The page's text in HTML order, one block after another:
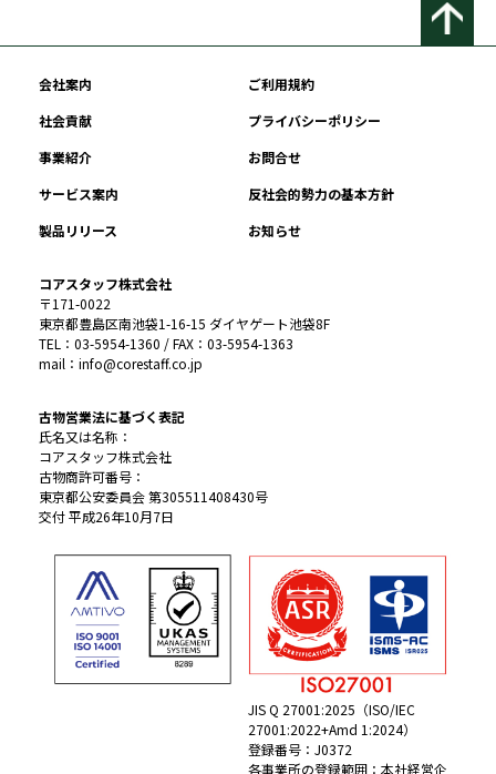
会社案内
ご利用規約
社会貢献
プライバシーポリシー
事業紹介
お問合せ
サービス案内
反社会的勢力の基本方針
製品リリース
お知らせ
コアスタッフ株式会社
〒171-0022
東京都豊島区南池袋1-16-15 ダイヤゲート池袋8F
TEL：03-5954-1360 / FAX：03-5954-1363
mail：info@corestaff.co.jp
古物営業法に基づく表記
氏名又は名称：
コアスタッフ株式会社
古物商許可番号：
東京都公安委員会 第305511408430号
交付 平成26年10月7日
JIS Q 27001:2025（ISO/IEC
27001:2022+Amd 1:2024）
登録番号：J0372
各事業所の登録範囲：本社経営企